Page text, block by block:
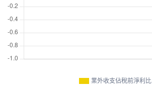
業外收支佔稅前淨利比